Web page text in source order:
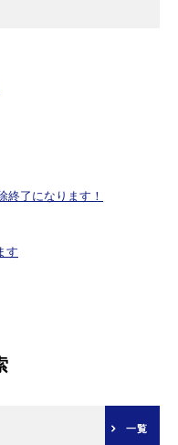
終了になります！
す
一覧